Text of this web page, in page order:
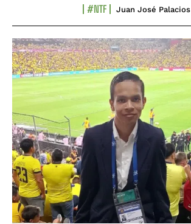
#NTF Juan José Palacios